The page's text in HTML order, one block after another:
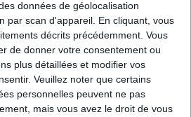
données de géolocalisation
par scan d'appareil. En cliquant, vous
décrits précédemment. Vous
de donner votre consentement ou
plus détaillées et modifier vos
Veuillez noter que certains
personnelles peuvent ne pas
mais vous avez le droit de vous
que la loi de simplification de
fiscalité des Sociétés
et la reconnaissance du
soutenir l’intégration de
dans les pratiques